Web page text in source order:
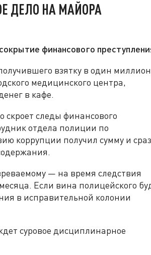
ДЕЛО НА МАЙОРА
финансового
взятку в один миллион
медицинского центра,
в кафе.
скроет следы финансового
отдела полиции по
коррупции получил сумму и
— на время следствия
Если вина полицейского
в исправительной колонии
суровое дисциплинарное